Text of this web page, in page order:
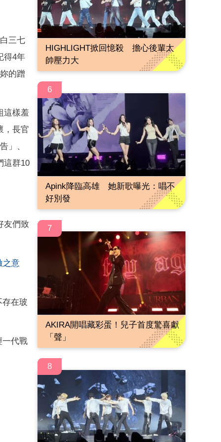
三七
得4年
的蹭
這樣羞
，長官
」、
這群10
友們致
之意
存在玻
一代戰
HIGHLIGHT掀回憶殺 擔心後輩太
帥壓力大
6
Apink降臨高雄 她新歌曝光：唱不
好別發
7
AKIRA開唱藏彩蛋！兒子首度驚喜獻
「聲」
8